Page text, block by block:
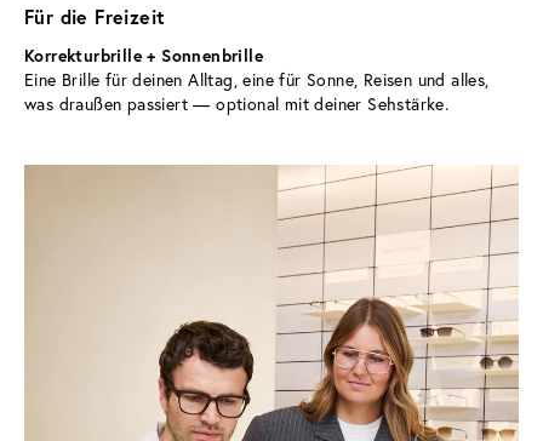
Für die Freizeit
Korrekturbrille + Sonnenbrille
Eine Brille für deinen Alltag, eine für Sonne, Reisen und alles,
was draußen passiert — optional mit deiner Sehstärke.